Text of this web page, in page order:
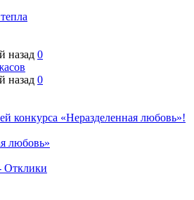
назад 0
назад 0
конкурса «Неразделенная любовь»!
любовь»
Отклики